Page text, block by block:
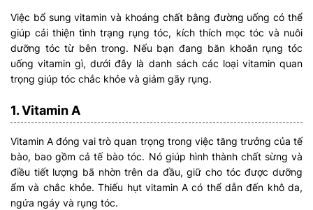
Việc bổ sung vitamin và khoáng chất bằng đường uống có thể
giúp cải thiện tình trạng rụng tóc, kích thích mọc tóc và nuôi
dưỡng tóc từ bên trong. Nếu bạn đang băn khoăn rụng tóc
uống vitamin gì, dưới đây là danh sách các loại vitamin quan
trọng giúp tóc chắc khỏe và giảm gãy rụng.
1. Vitamin A
Vitamin A đóng vai trò quan trọng trong việc tăng trưởng của tế
bào, bao gồm cả tế bào tóc. Nó giúp hình thành chất sừng và
điều tiết lượng bã nhờn trên da đầu, giữ cho tóc được dưỡng
ẩm và chắc khỏe. Thiếu hụt vitamin A có thể dẫn đến khô da,
ngứa ngáy và rụng tóc.